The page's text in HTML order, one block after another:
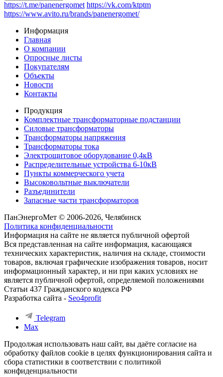
https://t.me/panenergomet https://vk.com/ktptm
https://www.avito.ru/brands/panenergomet/
Информация
Главная
О компании
Опросные листы
Покупателям
Объекты
Новости
Контакты
Продукция
Комплектные трансформаторные подстанции
Силовые трансформаторы
Трансформаторы напряжения
Трансформаторы тока
Электрощитовое оборудование 0,4кВ
Распределительные устройства 6-10кВ
Пункты коммерческого учета
Высоковольтные выключатели
Разъединители
Запасные части трансформаторов
ПанЭнергоМет © 2006-2026, Челябинск
Политика конфиденциальности
Информация на сайте не является публичной офертой
Вся представленная на сайте информация, касающаяся
технических характеристик, наличия на складе, стоимости
товаров, включая графические изображения товаров, носит
информационный характер, и ни при каких условиях не
является публичной офертой, определяемой положениями
Статьи 437 Гражданского кодекса РФ
Разработка сайта - Seo4profit
Telegram
Max
Продолжая использовать наш сайт, вы даёте согласие на
обработку файлов cookie в целях функционирования сайта и
сбора статистики в соответствии с политикой
конфиденциальности